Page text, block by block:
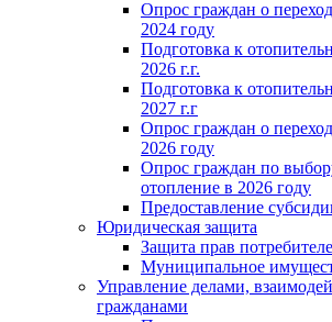
Опрос граждан о
2024 году
Подготовка к
2026 г.г.
Подготовка к
2027 г.г
Опрос граждан о
2026 году
Опрос граждан по
отопление в 2026 году
Предоставление
Юридическая защита
Защита прав
Муниципальное
Управление делами,
гражданами